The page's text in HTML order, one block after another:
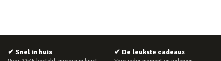
✔ Snel in huis ✔ De leukste cadeaus